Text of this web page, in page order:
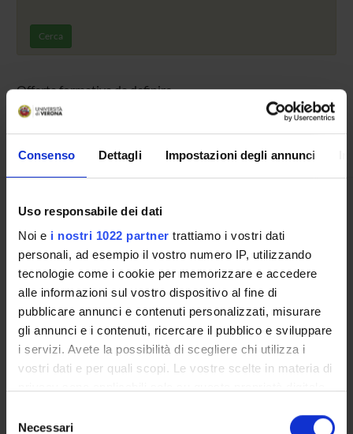
Consenso Dettagli Impostazioni degli annunci
Uso responsabile dei dati
Noi e i nostri 1022 partner trattiamo i vostri dati
personali, ad esempio il vostro numero IP, utilizzando
tecnologie come i cookie per memorizzare e accedere
alle informazioni sul vostro dispositivo al fine di
pubblicare annunci e contenuti personalizzati, misurare
gli annunci e i contenuti, ricercare il pubblico e sviluppare
i servizi. Avete la possibilità di scegliere chi utilizza i
vostri dati e per quali scopi. Le vostre scelte in materia di
modificare o revocare il proprio consenso in qualsiasi
delNecessari
Cerca
Offerta formativa da definire
ULTERIORI ATTIVITÀ DIDATTICHE
Presentazione
Preparati con Univr
Conoscenze iniziali - Saperi Minimi (OFA)
Insegnamenti
Calendario didattico
Orario lezioni
Piani didattici
Calendario esami
Bacheca avvisi
Organi collegiali e di governo